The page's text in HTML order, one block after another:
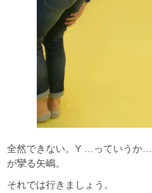
全然できない。Y …っていうか
が攣る矢嶋。
それでは行きましょう。